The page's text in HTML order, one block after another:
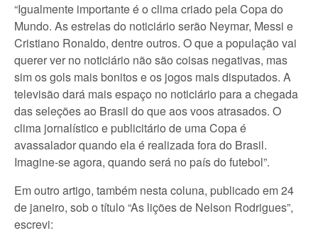
“Igualmente importante é o clima criado pela Copa do
Mundo. As estrelas do noticiário serão Neymar, Messi e
Cristiano Ronaldo, dentre outros. O que a população vai
querer ver no noticiário não são coisas negativas, mas
sim os gols mais bonitos e os jogos mais disputados. A
televisão dará mais espaço no noticiário para a chegada
das seleções ao Brasil do que aos voos atrasados. O
clima jornalístico e publicitário de uma Copa é
avassalador quando ela é realizada fora do Brasil.
Imagine-se agora, quando será no país do futebol”.
Em outro artigo, também nesta coluna, publicado em 24
de janeiro, sob o título “As lições de Nelson Rodrigues”,
escrevi: